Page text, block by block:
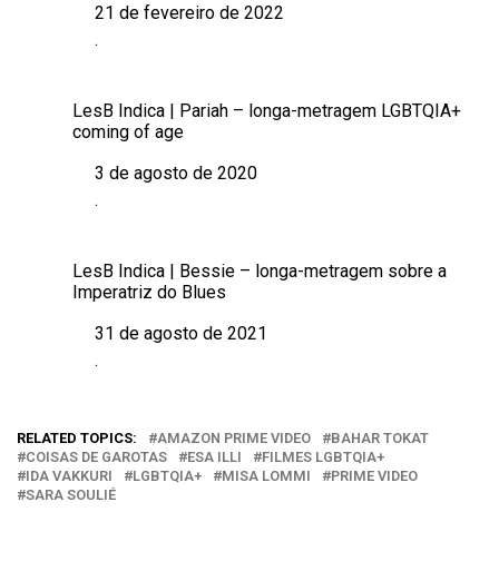
Data
21 de fevereiro de 2022
Em relação a
.
LesB Indica | Pariah – longa-metragem LGBTQIA+
coming of age
Data
3 de agosto de 2020
Em relação a
.
LesB Indica | Bessie – longa-metragem sobre a
Imperatriz do Blues
Data
31 de agosto de 2021
Em relação a
.
RELATED TOPICS: AMAZON PRIME VIDEO
BAHAR TOKAT
COISAS DE GAROTAS
ESA ILLI
FILMES LGBTQIA+
IDA VAKKURI
LGBTQIA+ MISA LOMMI
PRIME VIDEO
SARA SOULIÉ